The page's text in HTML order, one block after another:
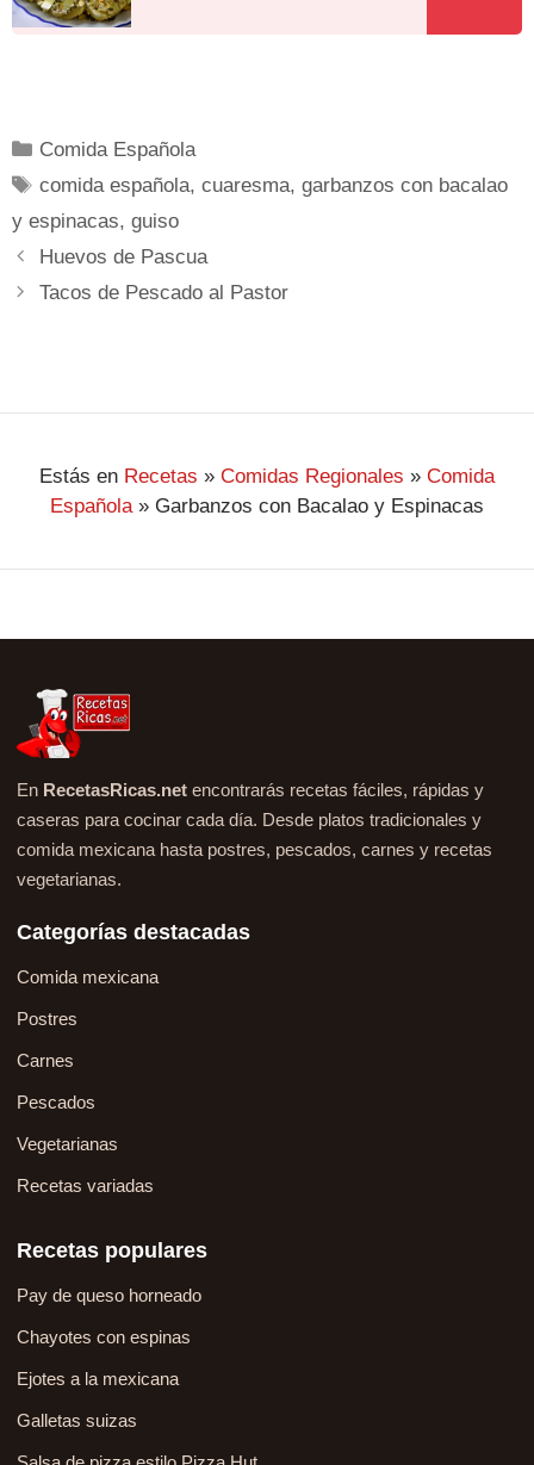
Comida Española
comida española,cuaresma,garbanzos con bacalao
y espinacas, guiso
Huevos de Pascua
Tacos de Pescado al Pastor
Estás en Recetas » Comidas Regionales » Comida
Española» Garbanzos con Bacalao y Espinacas
En RecetasRicas.net encontrarás recetas fáciles, rápidas y
caseras para cocinar cada día. Desde platos tradicionales y
comida mexicana hasta postres, pescados, carnes y recetas
vegetarianas.
Categorías destacadas
Comida mexicana
Postres
Carnes
Pescados
Vegetarianas
Recetas variadas
Recetas populares
Pay de queso horneado
Chayotes con espinas
Ejotes a la mexicana
Galletas suizas